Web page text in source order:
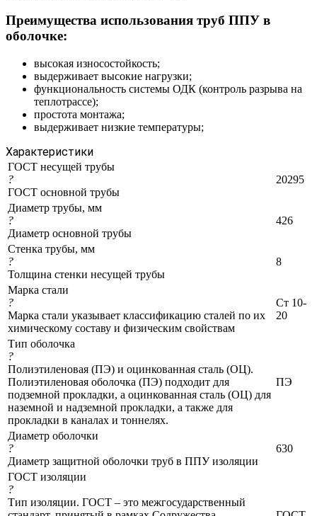
Преимущества использования труб ППУ в
оболочке:
высокая износостойкость;
выдерживает высокие нагрузки;
функциональность системы ОДК (контроль разрыва на
теплотрассе);
простота монтажа;
выдерживает низкие температуры;
Характеристики
ГОСТ несущей трубы
?
ГОСТ основной трубы
20295
Диаметр трубы, мм
?
Диаметр основной трубы
426
Стенка трубы, мм
?
Толщина стенки несущей трубы
8
Марка стали
?
Марка стали указывает классификацию сталей по их
химическому составу и физическим свойствам
Ст 10-
20
Тип оболочка
?
Полиэтиленовая (ПЭ) и оцинкованная сталь (ОЦ).
Полиэтиленовая оболочка (ПЭ) подходит для
подземной прокладки, а оцинкованная сталь (ОЦ) для
наземной и надземной прокладки, а также для
прокладки в каналах и тоннелях.
ПЭ
Диаметр оболочки
?
Диаметр защитной оболочки труб в ППУ изоляции
630
ГОСТ изоляции
?
Тип изоляции. ГОСТ – это межгосударственный